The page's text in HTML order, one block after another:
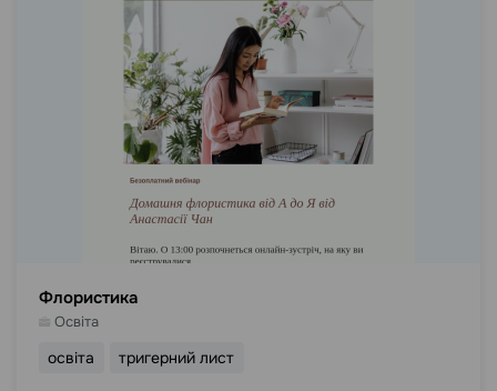
Флористика
Освіта
освіта тригерний лист